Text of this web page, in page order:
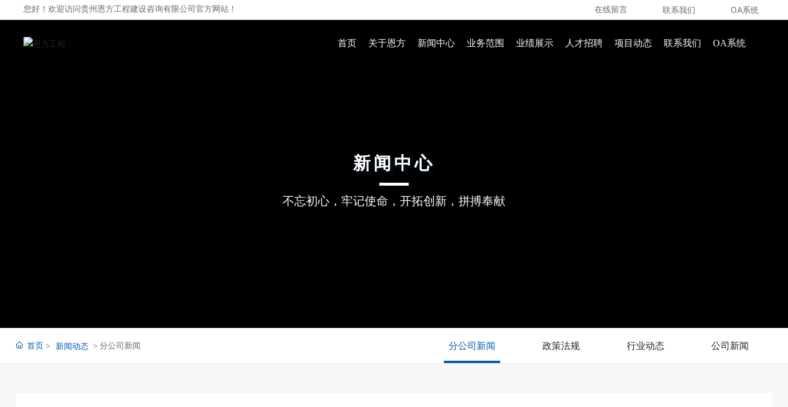
您好！欢迎访问贵州恩方工程建设咨询有限公司官方网站！ 在线留言 联系我们 OA系统
首页 关于恩方 新闻中心 业务范围 业绩展示 人才招聘 项目动态 联系我们 OA系统
新闻中心
不忘初心，牢记使命，开拓创新，拼搏奉献
首页 新闻动态 分公司新闻 分公司新闻 政策法规 行业动态 公司新闻